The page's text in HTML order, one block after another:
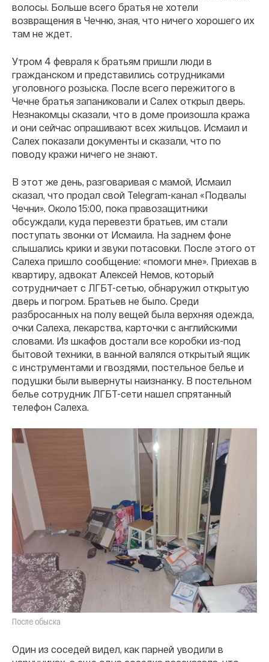
волосы. Больше всего братья не хотели
возвращения в Чечню, зная, что ничего хорошего их
там не ждет.
Утром 4 февраля к братьям пришли люди в
гражданском и представились сотрудниками
уголовного розыска. После всего пережитого в
Чечне братья запаниковали и Салех открыл дверь.
Незнакомцы сказали, что в доме произошла кража
и они сейчас опрашивают всех жильцов. Исмаил и
Салех показали документы и сказали, что по
поводу кражи ничего не знают.
В этот же день, разговаривая с мамой, Исмаил
сказал, что продал свой Telegram-канал «Подвалы
Чечни». Около 15:00, пока правозащитники
обсуждали, куда перевезти братьев, им стали
поступать звонки от Исмаила. На заднем фоне
слышались крики и звуки потасовки. После этого от
Салеха пришло сообщение: «помоги мне». Приехав в
квартиру, адвокат Алексей Немов, который
сотрудничает с ЛГБТ-сетью, обнаружил открытую
дверь и погром. Братьев не было. Среди
разбросанных на полу вещей была верхняя одежда,
очки Салеха, лекарства, карточки с английскими
словами. Из шкафов достали все коробки из-под
бытовой техники, в ванной валялся открытый ящик
с инструментами и гвоздями, постельное белье и
подушки были вывернуты наизнанку. В постельном
белье сотрудник ЛГБТ-сети нашел спрятанный
телефон Салеха.
После обыска
Один из соседей видел, как парней уводили в